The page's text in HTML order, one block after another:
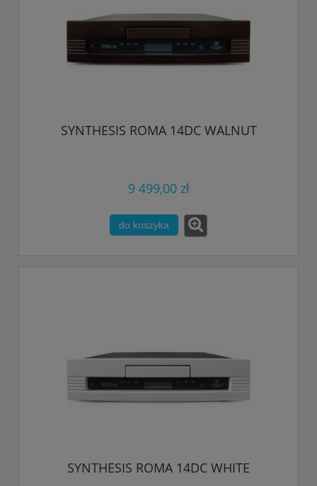
SYNTHESIS ROMA 14DC WALNUT
9 499,00 zł
do koszyka
SYNTHESIS ROMA 14DC WHITE